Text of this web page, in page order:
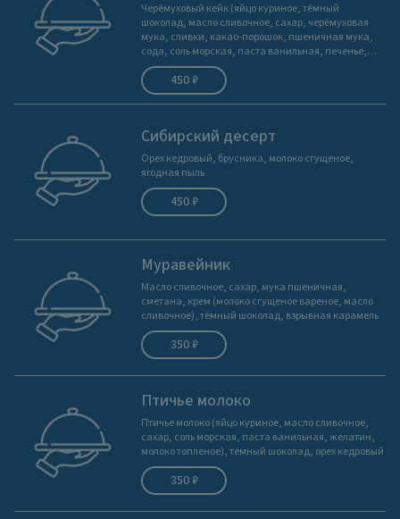
Черёмуховый кейк (яйцо куриное, тёмный
шоколад, масло сливочное, сахар, черёмуховая
мука, сливки, какао-порошок, пшеничная мука,
сода, соль морская, паста ванильная, печенье,
соленая карамель), черёмуховое варенье,
сметана, семечки в сахаре
450 ₽
Сибирский десерт
Орех кедровый, брусника, молоко сгущеное,
ягодная пыль
450 ₽
Муравейник
Масло сливочное, сахар, мука пшеничная,
сметана, крем (молоко сгущеное вареное, масло
сливочное), тёмный шоколад, взрывная карамель
350 ₽
Птичье молоко
Птичье молоко (яйцо куриное, масло сливочное,
сахар, соль морская, паста ванильная, желатин,
молоко топленое), тёмный шоколад, орех кедровый
350 ₽